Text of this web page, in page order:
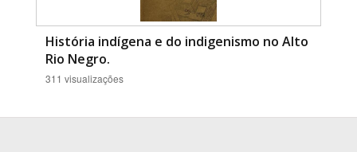
História indígena e do indigenismo no Alto
Rio Negro.
311 visualizações